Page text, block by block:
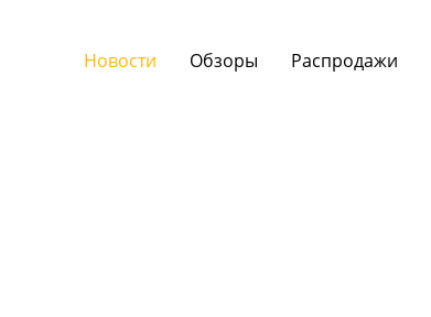
Новости Обзоры Распродажи